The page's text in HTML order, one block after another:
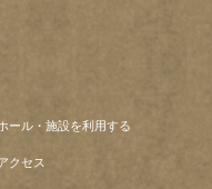
ール・施設を利用する
クセス